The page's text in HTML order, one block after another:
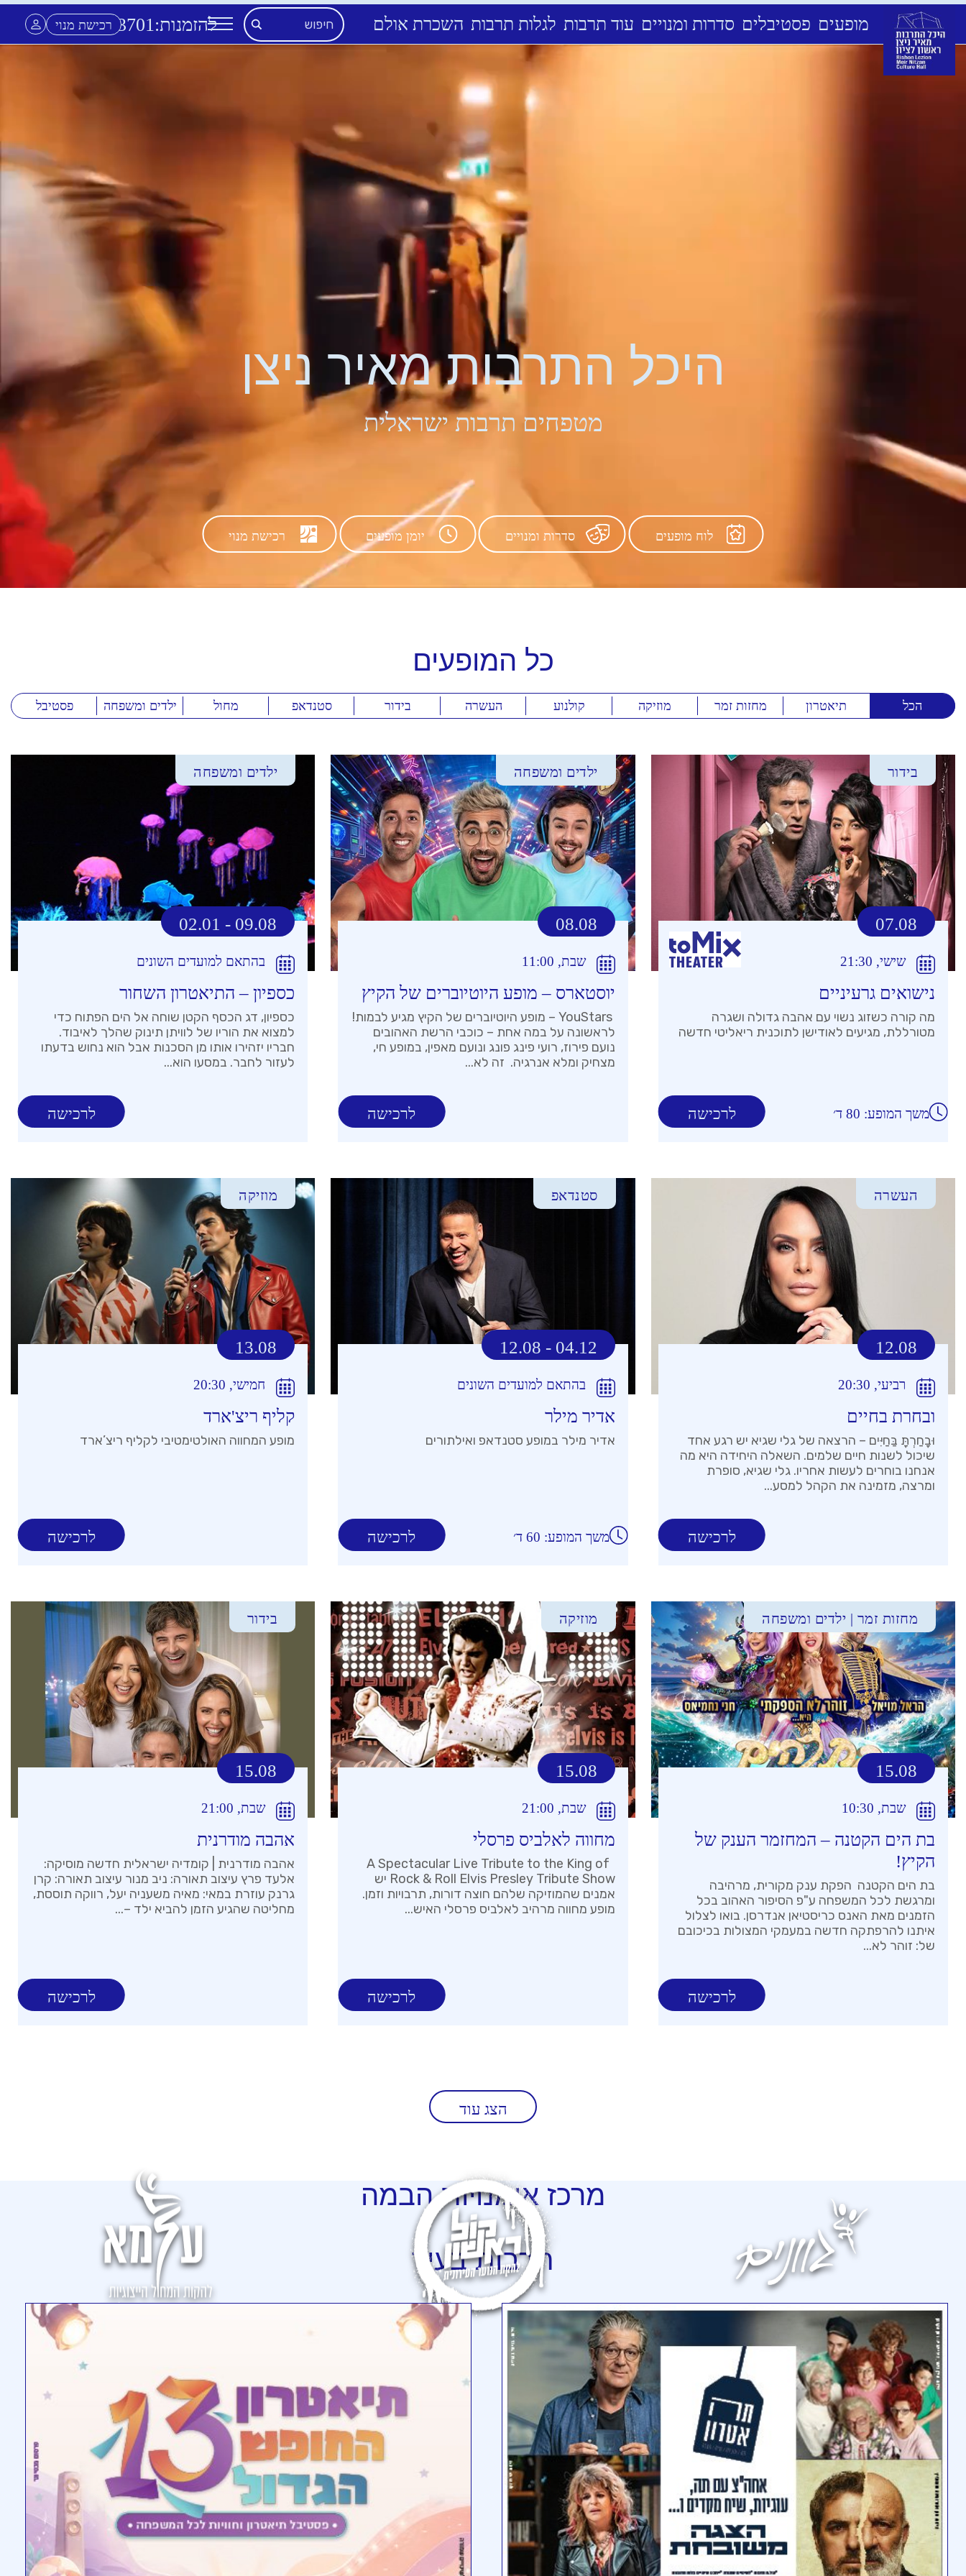
מופעים פסטיבלים סדרות ומנויים עוד תרבות לגלות תרבות השכרת אולם להזמנות: *3701 רכישת מנוי
היכל התרבות מאיר ניצן
מטפחים תרבות ישראלית
לוח מופעים סדרות ומנויים יומן מופעים רכישת מנוי
כל המופעים
הכל תיאטרון מחזות זמר מוזיקה קולנוע העשרה בידור סטנדאפ מחול ילדים ומשפחה פסטיבל
בידור
07.08
שישי, 21:30
נישואים גרעיניים
מה קורה כשזוג נשוי עם אהבה גדולה ושגרה
מטורללת, מגיעים לאודישן לתוכנית ריאליטי חדשה
לרכישה משך המופע: 80 ד׳
ילדים ומשפחה
08.08
שבת, 11:00
יוסטארס – מופע היוטיוברים של הקיץ
YouStars – מופע היוטיוברים של הקיץ מגיע לבמות!
לראשונה על במה אחת – כוכבי הרשת האהובים
נועם פירוז, רועי פינג פונג ונועם מאפין, במופע חי,
מצחיק ומלא אנרגיה. זה לא...
לרכישה
ילדים ומשפחה
02.01 - 09.08
בהתאם למועדים השונים
כספיון – התיאטרון השחור
כספיון, דג הכסף הקטן שוחה אל הים הפתוח כדי
למצוא את הוריו של לוויתן תינוק שהלך לאיבוד.
חבריו יזהירו אותו מן הסכנות אבל הוא נחוש בדעתו
לעזור לחבר. במסעו הוא...
לרכישה
העשרה
12.08
רביעי, 20:30
ובחרת בחיים
וּבָחַרְתָּ בַּחַיִּים – הרצאה של גלי שגיא יש רגע אחד
שיכול לשנות חיים שלמים. השאלה היחידה היא מה
אנחנו בוחרים לעשות אחריו. גלי שגיא, סופרת
ומרצה, מזמינה את הקהל למסע...
לרכישה
סטנדאפ
12.08 - 04.12
בהתאם למועדים השונים
אדיר מילר
אדיר מילר במופע סטנדאפ ואילתורים
לרכישה משך המופע: 60 ד׳
מוזיקה
13.08
חמישי, 20:30
קליף ריצ'ארד
מופע המחווה האולטימטיבי לקליף ריצ’ארד
לרכישה
מחזות זמר | ילדים ומשפחה
15.08
שבת, 10:30
בת הים הקטנה – המחזמר הענק של
הקיץ!
בת הים הקטנה הפקת ענק מקורית, מרהיבה
ומרגשת לכל המשפחה ע"פ הסיפור האהוב בכל
הזמנים מאת האנס כריסטיאן אנדרסן. בואו לצלול
איתנו להרפתקה חדשה במעמקי המצולות בכיכובם
של: זוהר לא...
לרכישה
מוזיקה
15.08
שבת, 21:00
מחווה לאלביס פרסלי
A Spectacular Live Tribute to the King of
Rock & Roll Elvis Presley Tribute Show יש
אמנים שהמוזיקה שלהם חוצה דורות, תרבויות וזמן.
מופע מחווה מרהיב לאלביס פרסלי האיש...
לרכישה
בידור
15.08
שבת, 21:00
אהבה מודרנית
אהבה מודרנית | קומדיה ישראלית חדשה מוסיקה:
אלעד פרץ עיצוב תאורה: ניב מנור עיצוב תאורה: קרן
גרנק עוזרת במאי: מאיה משעניה יעל, רווקה תוססת,
מחליטה שהגיע הזמן להביא ילד –...
לרכישה
הצג עוד
מרכז אומנויות הבמה
תרבותבעיר